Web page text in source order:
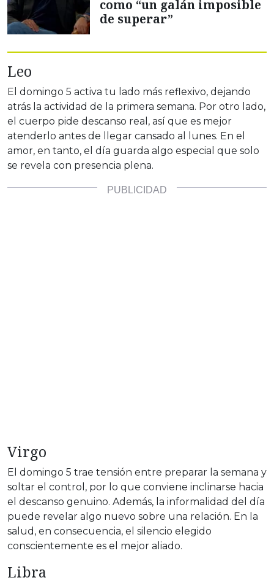
como “un galán imposible
de superar”
Leo
El domingo 5 activa tu lado más reflexivo, dejando
atrás la actividad de la primera semana. Por otro lado,
el cuerpo pide descanso real, así que es mejor
atenderlo antes de llegar cansado al lunes. En el
amor, en tanto, el día guarda algo especial que solo
se revela con presencia plena.
Virgo
El domingo 5 trae tensión entre preparar la semana y
soltar el control, por lo que conviene inclinarse hacia
el descanso genuino. Además, la informalidad del día
puede revelar algo nuevo sobre una relación. En la
salud, en consecuencia, el silencio elegido
conscientemente es el mejor aliado.
Libra